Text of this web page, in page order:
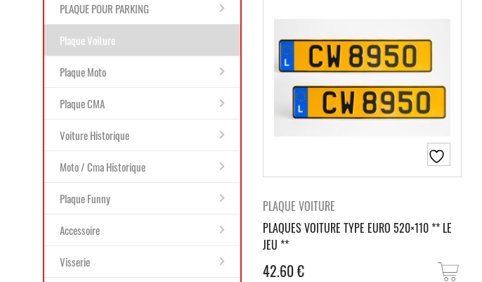
PLAQUE POUR PARKING
Plaque Voiture
Plaque Moto
Plaque CMA
Voiture Historique
Moto / Cma Historique
Plaque Funny
Accessoire
Visserie
PLAQUE VOITURE
PLAQUES VOITURE TYPE EURO 520×110 ** LE
JEU **
42.60€